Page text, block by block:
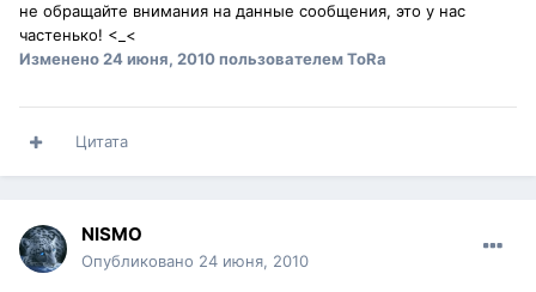
не обращайте внимания на данные сообщения, это у нас
частенько! <_<
Изменено24 июня, 2010пользователем ToRa
Цитата
NISMO
Опубликовано 24 июня, 2010